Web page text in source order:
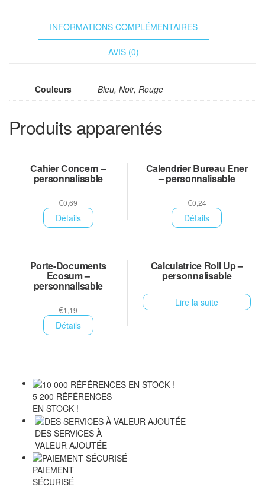
INFORMATIONS COMPLÉMENTAIRES
AVIS (0)
Couleurs Bleu, Noir, Rouge
Produits apparentés
Cahier Concern –
personnalisable
€0,69
Détails
Calendrier Bureau Ener
– personnalisable
€0,24
Détails
Porte-Documents
Ecosum –
personnalisable
€1,19
Détails
Calculatrice Roll Up –
personnalisable
Lire la suite
5 200 RÉFÉRENCES
EN STOCK !
DES SERVICES À
VALEUR AJOUTÉE
PAIEMENT
SÉCURISÉ